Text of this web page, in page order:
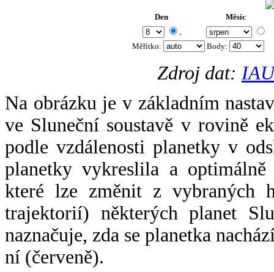
Den Měsíc
.
Měřítko: Body:
Zdroj dat:
Na obrázku je v základním
ve Sluneční soustavě v rovině
podle vzdálenosti planetky v
planetky vykreslila a
které lze změnit z vybraných
trajektorií) některých planet
naznačuje, zda se planetka
ní (červeně).